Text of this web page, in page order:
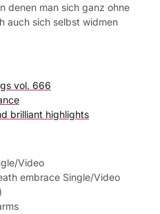
denen man sich ganz ohne
auch sich selbst widmen
vol. 666
brilliant highlights
Video
embrace Single/Video